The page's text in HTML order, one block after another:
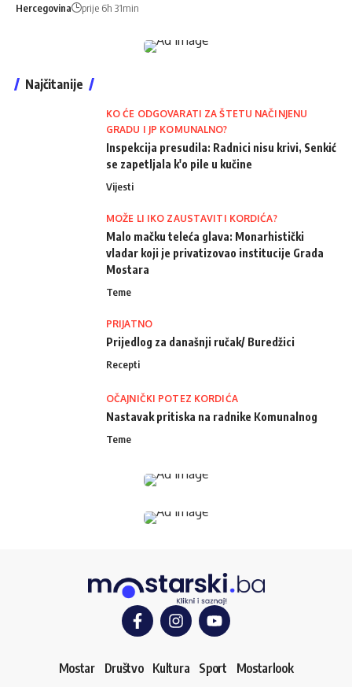
Hercegovina prije 6h 31min
Najčitanije
KO ĆE ODGOVARATI ZA ŠTETU NAČINJENU
GRADU I JP KOMUNALNO?
Inspekcija presudila: Radnici nisu krivi, Senkić
se zapetljala k'o pile u kučine
Vijesti
MOŽE LI IKO ZAUSTAVITI KORDIĆA?
Malo mačku teleća glava: Monarhistički
vladar koji je privatizovao institucije Grada
Mostara
Teme
PRIJATNO
Prijedlog za današnji ručak/ Buredžici
Recepti
OČAJNIČKI POTEZ KORDIĆA
Nastavak pritiska na radnike Komunalnog
Teme
Mostar Društvo Kultura Sport Mostarlook